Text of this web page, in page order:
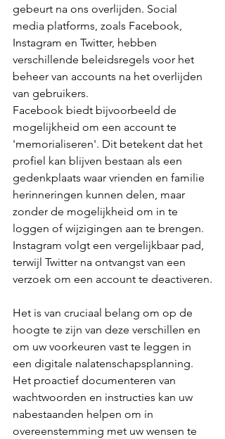
gebeurt na ons overlijden. Social
media platforms, zoals Facebook,
Instagram en Twitter, hebben
verschillende beleidsregels voor het
beheer van accounts na het overlijden
van gebruikers.
Facebook biedt bijvoorbeeld de
mogelijkheid om een account te
'memorialiseren'. Dit betekent dat het
profiel kan blijven bestaan als een
gedenkplaats waar vrienden en familie
herinneringen kunnen delen, maar
zonder de mogelijkheid om in te
loggen of wijzigingen aan te brengen.
Instagram volgt een vergelijkbaar pad,
terwijl Twitter na ontvangst van een
verzoek om een account te deactiveren.
Het is van cruciaal belang om op de
hoogte te zijn van deze verschillen en
om uw voorkeuren vast te leggen in
een digitale nalatenschapsplanning.
Het proactief documenteren van
wachtwoorden en instructies kan uw
nabestaanden helpen om in
overeenstemming met uw wensen te